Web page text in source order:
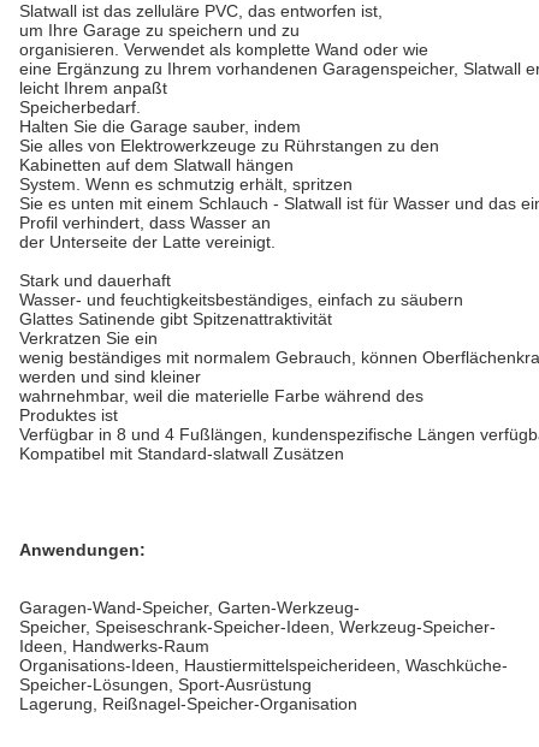
Slatwall ist das zelluläre PVC, das entworfen ist,
um Ihre Garage zu speichern und zu
organisieren. Verwendet als komplette Wand oder wie
eine Ergänzung zu Ihrem vorhandenen Garagenspeicher, Slatwall
leicht Ihrem anpaßt
Speicherbedarf.
Halten Sie die Garage sauber, indem
Sie alles von Elektrowerkzeuge zu Rührstangen zu den
Kabinetten auf dem Slatwall hängen
System. Wenn es schmutzig erhält, spritzen
Sie es unten mit einem Schlauch - Slatwall ist für Wasser und das
Profil verhindert, dass Wasser an
der Unterseite der Latte vereinigt.
Stark und dauerhaft
Wasser- und feuchtigkeitsbeständiges, einfach zu säubern
Glattes Satinende gibt Spitzenattraktivität
Verkratzen Sie ein
wenig beständiges mit normalem Gebrauch, können
werden und sind kleiner
wahrnehmbar, weil die materielle Farbe während des
Produktes ist
Verfügbar in 8 und 4 Fußlängen, kundenspezifische Längen
Kompatibel mit Standard-slatwall Zusätzen
Anwendungen:
Garagen-Wand-Speicher, Garten-Werkzeug-
Speicher, Speiseschrank-Speicher-Ideen, Werkzeug-Speicher-
Ideen, Handwerks-Raum
Organisations-Ideen, Haustiermittelspeicherideen, Waschküche-
Speicher-Lösungen, Sport-Ausrüstung
Lagerung, Reißnagel-Speicher-Organisation